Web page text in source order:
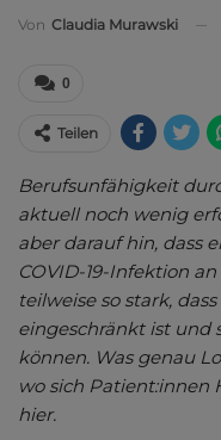
Von Claudia Murawski
0
Teilen
Berufsunfähigkeit
aktuell noch wenig
aber darauf hin, dass
COVID-19-Infektion
teilweise so stark,
eingeschränkt ist und
können. Was genau
wo sich Patient:innen
hier.